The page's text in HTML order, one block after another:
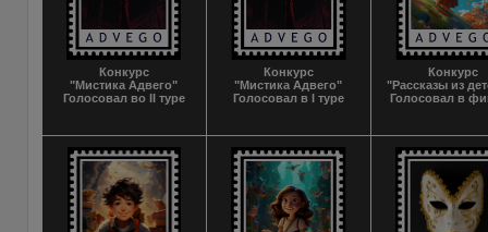
Конкурс
"Мистика Адвего"
Голосовал во II туре
Конкурс
"Мистика Адвего"
Голосовал в I туре
Конкурс
"Рассказы из
Голосовал в